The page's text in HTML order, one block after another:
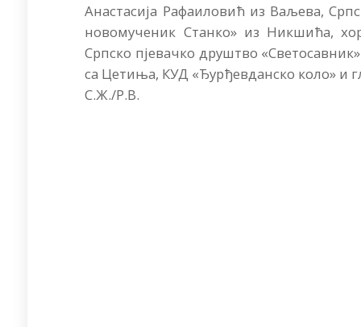
Анастасија Рафаиловић из Ваљева,
новомученик Станко» из Никшића,
Српско пјевачко друштво
са Цетиња, КУД «Ђурђевданско коло» и
С.Ж./Р.В.